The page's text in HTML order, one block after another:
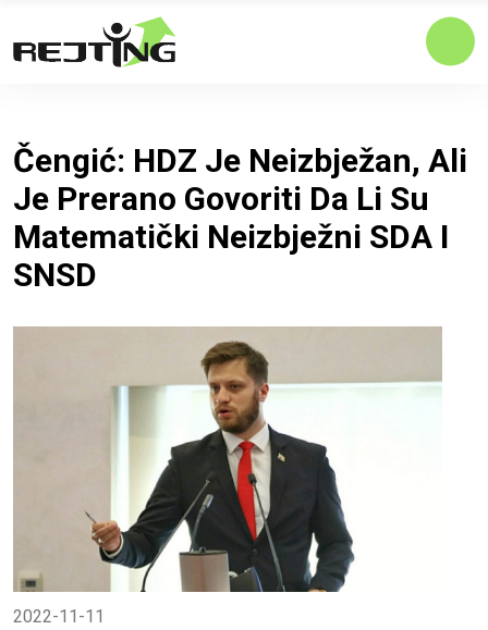
Čengić: HDZ Je Neizbježan, Ali
Je Prerano Govoriti Da Li Su
Matematički Neizbježni SDA I
SNSD
2022-11-11